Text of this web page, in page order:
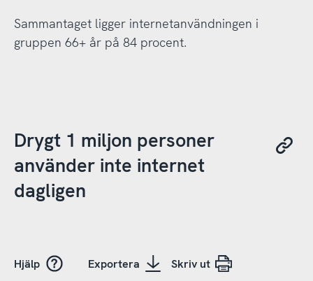
Sammantaget ligger internetanvändningen i
gruppen 66+ år på 84 procent.
Drygt 1 miljon personer
använder inte internet
dagligen
Hjälp Exportera Skriv ut